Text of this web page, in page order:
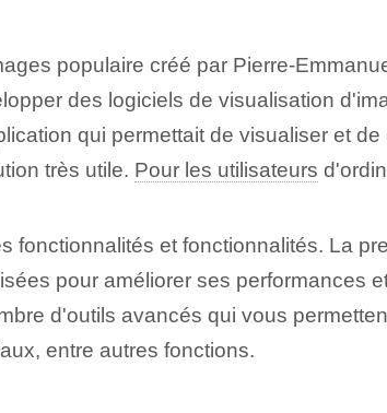
populaire créé par Pierre-
des logiciels de visualisation
qui permettait de visualiser et
très utile. Pour les utilisateurs
fonctionnalités et fonctionnalités. La
pour améliorer ses performances
d'outils avancés qui vous
entre autres fonctions.